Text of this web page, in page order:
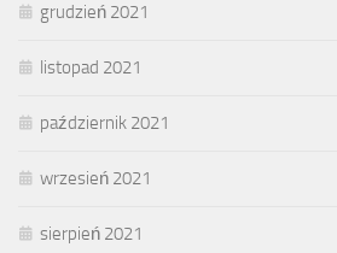
grudzień 2021
listopad 2021
październik 2021
wrzesień 2021
sierpień 2021